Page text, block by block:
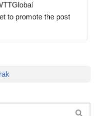
to promote the post